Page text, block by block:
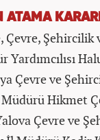
ATAMA
Çevre, Şehircilik
Yardımcılısı
Çevre ve
Hikmet
Çevre ve